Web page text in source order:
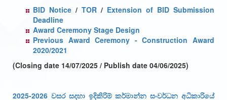
BID Notice / TOR / Extension of BID Submission
Deadline
Award Ceremony Stage Design
Previous Award Ceremony - Construction Award
2020/2021
(Closing date 14/07/2025 / Publish date 04/06/2025)
2025-2026 වසර සදහා ඉදිකිරිම් කර්මාන්න සංවර්ධන අධිකාරියේ